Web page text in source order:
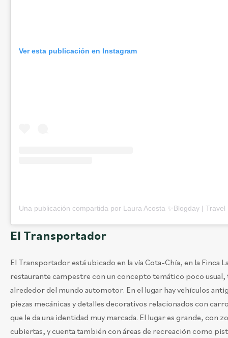
Ver esta publicación en Instagram
El Transportador
El Transportador está ubicado en la vía Cota–Chía, en la Finca
restaurante campestre con un concepto temático poco
alrededor del mundo automotor. En el lugar hay vehículos
piezas mecánicas y detalles decorativos relacionados con
que le da una identidad muy marcada. El lugar es grande, con
cubiertas, y cuenta también con áreas de recreación como